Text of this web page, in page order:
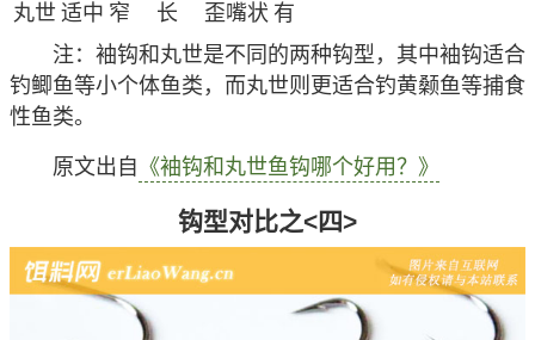
丸世 适中 窄 长 歪嘴状 有
注 ：袖钩和丸世是不同的两种钩型，其中袖钩适合
钓鲫鱼等小个体鱼类，而丸世则更适合钓黄颡鱼等捕食
性鱼类。
原文出自 《袖钩和丸世鱼钩哪个好用？》
钩型对比之<四>